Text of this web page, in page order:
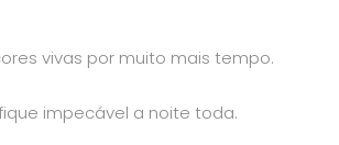
vivas por muito mais tempo.
impecável a noite toda.